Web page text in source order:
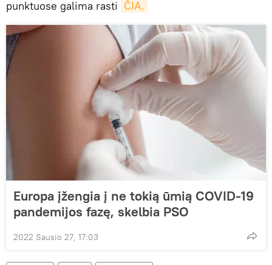
punktuose galima rasti ČIA.
Europa įžengia į ne tokią ūmią COVID-19
pandemijos fazę, skelbia PSO
2022 Sausio 27, 17:03